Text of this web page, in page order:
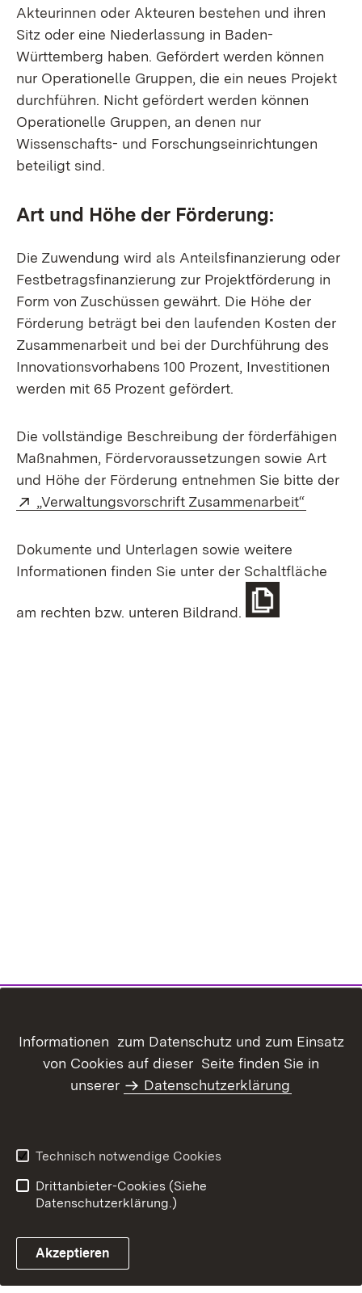
Akteurinnen oder Akteuren bestehen und ihren
Sitz oder eine Niederlassung in Baden-
Württemberg haben. Gefördert werden können
nur Operationelle Gruppen, die ein neues Projekt
durchführen. Nicht gefördert werden können
Operationelle Gruppen, an denen nur
Wissenschafts- und Forschungseinrichtungen
beteiligt sind.
Art und Höhe der Förderung:
Die Zuwendung wird als Anteilsfinanzierung oder
Festbetragsfinanzierung zur Projektförderung in
Form von Zuschüssen gewährt. Die Höhe der
Förderung beträgt bei den laufenden Kosten der
Zusammenarbeit und bei der Durchführung des
Innovationsvorhabens 100 Prozent, Investitionen
werden mit 65 Prozent gefördert.
Die vollständige Beschreibung der förderfähigen
Maßnahmen, Fördervoraussetzungen sowie Art
und Höhe der Förderung entnehmen Sie bitte der
Extern:
„Verwaltungsvorschrift Zusammenarbeit“
Dokumente und Unterlagen sowie weitere
Informationen finden Sie unter der Schaltfläche
am rechten bzw. unteren Bildrand.
Barrierefreiheit
Benutzungshinweise
Impressum
Informationen zum Datenschutz und zum Einsatz
von Cookies auf dieser Seite finden Sie in
unserer
Datenschutzerklärung
Technisch notwendige Cookies
Drittanbieter-Cookies (Siehe
Datenschutzerklärung.)
Akzeptieren